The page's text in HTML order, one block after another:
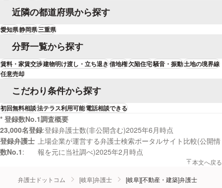
近隣の都道府県から探す
愛知県静岡県三重県
分野一覧から探す
賃料・家賃交渉建物明け渡し・立ち退き借地権欠陥住宅騒音・振動土地の境界線
任意売却
こだわり条件から探す
初回無料相談法テラス利用可能電話相談できる
* 登録数No.1調査概要
23,000名登録 登録弁護士数(非公開含む)2025年6月時点
登録弁護士
数No.1
上場企業が運営する弁護士検索ポータルサイト比較(公開情
報を元に当社調べ)2025年2月時点
本文へ戻る
弁護士ドットコム [岐阜]弁護士 [岐阜][不動産・建築]弁護士